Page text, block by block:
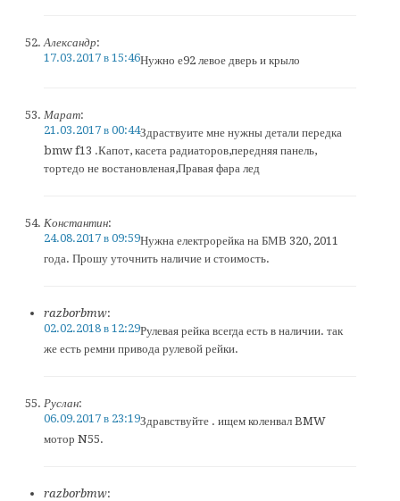
Александр:
17.03.2017 в 15:46Нужно е92 левое дверь и крыло
Марат:
21.03.2017 в 00:44Здраствуите мне нужны детали передка
bmw f13 .Капот, касета радиаторов,передняя панель,
тортедо не востановленая,Правая фара лед
Константин:
24.08.2017 в 09:59Нужна електрорейка на БМВ 320, 2011
года. Прошу уточнить наличие и стоимость.
razborbmw:
02.02.2018 в 12:29Рулевая рейка всегда есть в наличии. так
же есть ремни привода рулевой рейки.
Руслан:
06.09.2017 в 23:19Здравствуйте . ищем коленвал BMW
мотор N55.
razborbmw: